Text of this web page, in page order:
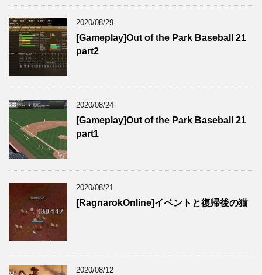
2020/08/29
[Gameplay]Out of the Park Baseball 21
part2
2020/08/24
[Gameplay]Out of the Park Baseball 21
part1
2020/08/21
[RagnarokOnline]イベントと復帰後の猫
2020/08/12